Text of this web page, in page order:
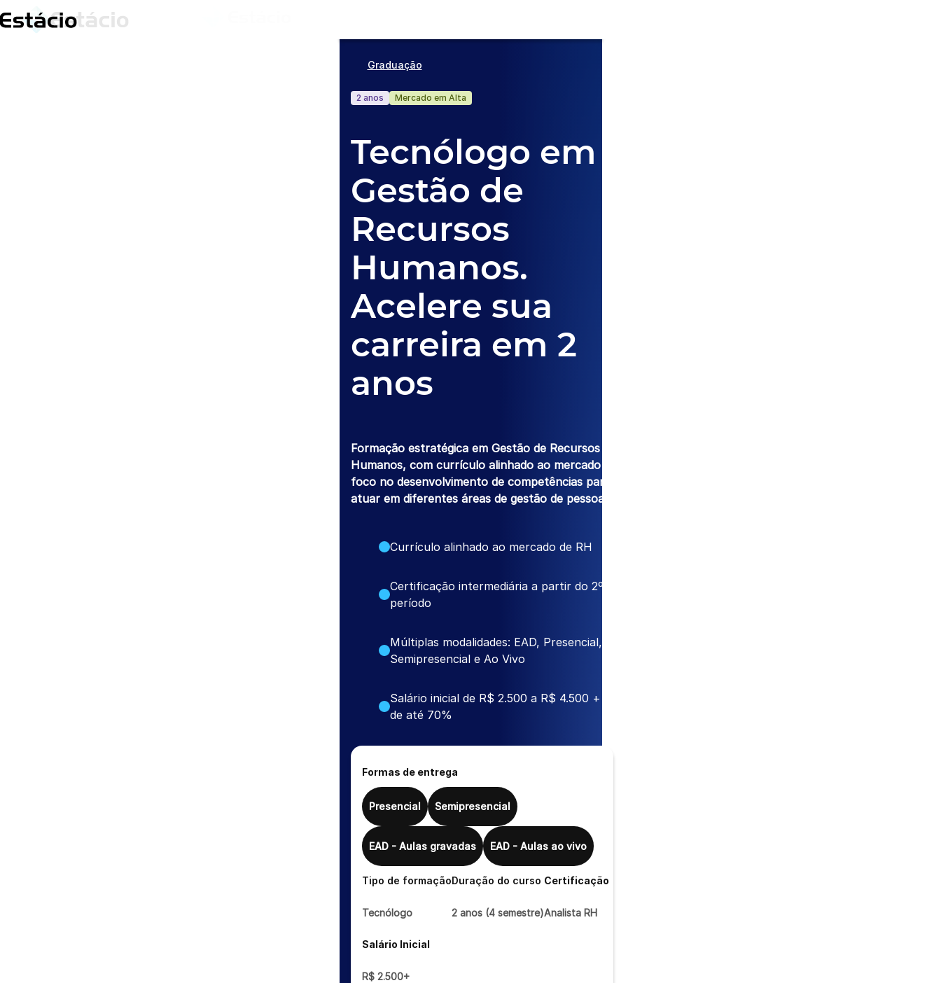
Graduação
2 anos Mercado em Alta
Tecnólogo em
Gestão de
Recursos
Humanos.
Acelere sua
carreira em 2
anos
Formação estratégica em Gestão de Recursos
Humanos, com currículo alinhado ao mercado e
foco no desenvolvimento de competências para
atuar em diferentes áreas de gestão de pessoas.
Currículo alinhado ao mercado de RH
Certificação intermediária a partir do 2º
período
Múltiplas modalidades: EAD, Presencial,
Semipresencial e Ao Vivo
Salário inicial de R$ 2.500 a R$ 4.500 + bolsas
de até 70%
Formas de entrega
Presencial Semipresencial
EAD - Aulas gravadas EAD - Aulas ao vivo
Tipo de formação
Tecnólogo
Duração do curso
2 anos (4 semestre)
Certificação
Analista RH
Salário Inicial
R$ 2.500+